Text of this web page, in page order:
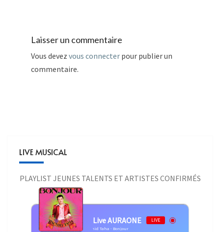
Laisser un commentaire
Vous devez vous connecter pour publier un
commentaire.
LIVE MUSICAL
PLAYLIST JEUNES TALENTS ET ARTISTES CONFIRMÉS
Live AURAONE LIVE
Rachid Taha - Bonjour